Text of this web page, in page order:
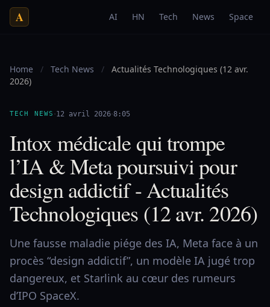
A AI HN Tech News Space
Home / Tech News /
Actualités Technologiques (12 avr.
2026)
TECH NEWS ·12 avril 2026·8:05
Intox médicale qui trompe
l’IA & Meta poursuivi pour
design addictif - Actualités
Technologiques (12 avr. 2026)
Une fausse maladie piége des IA, Meta face à un
procès “design addictif”, un modèle IA jugé trop
dangereux, et Starlink au cœur des rumeurs
d’IPO SpaceX.